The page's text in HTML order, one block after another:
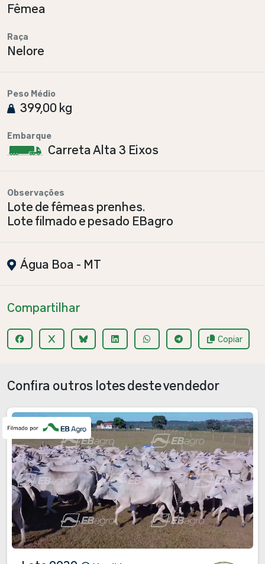
Fêmea
Raça
Nelore
Peso Médio
399,00 kg
Embarque
Carreta Alta 3 Eixos
Observações
Lote de fêmeas prenhes.
Lote filmado e pesado EBagro
Água Boa - MT
Compartilhar
Copiar
Confira outros lotes deste vendedor